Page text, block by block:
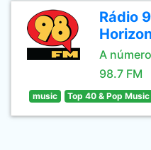
Rádio
A
98.7 FM
music Top 40 & Pop Music